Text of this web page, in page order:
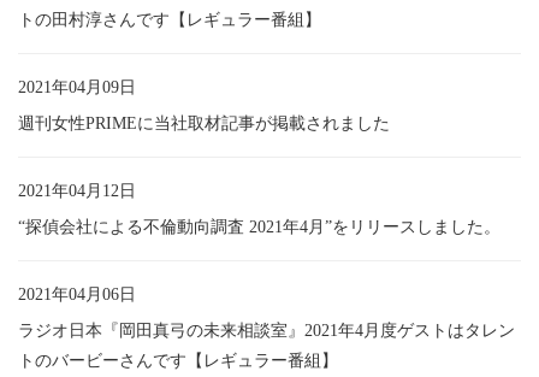
トの田村淳さんです【レギュラー番組】
2021年04月09日
週刊女性PRIMEに当社取材記事が掲載されました
2021年04月12日
“探偵会社による不倫動向調査 2021年4月”をリリースしました。
2021年04月06日
ラジオ日本『岡田真弓の未来相談室』2021年4月度ゲストはタレン
トのバービーさんです【レギュラー番組】